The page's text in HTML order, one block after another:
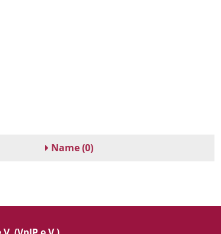
Name(0)